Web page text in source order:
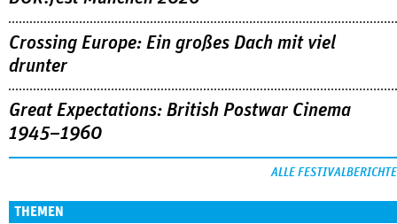
Crossing Europe: Ein großes Dach mit viel
drunter
Great Expectations: British Postwar Cinema
1945–1960
ALLE FESTIVALBERICHTE
THEMEN